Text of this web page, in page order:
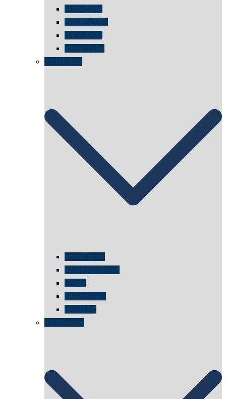
erste Zelle
zweite Zelle
dritte Zelle
vierte Zelle
architektur
kölner oper
WDR Filmhaus
Wege
Strandhaus
unORTE
art cologne